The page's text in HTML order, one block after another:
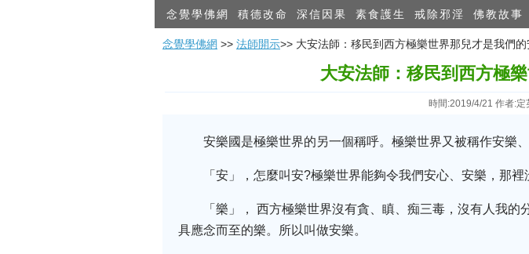
念覺學佛網 積德改命 深信因果 素食護生 戒除邪淫 佛教故事
念覺學佛網 >> 法師開示>> 大安法師：移民到西方​極樂世界那兒才是我們的
大安法師：移民到西方​極
時間:2019/4/21 作者:
安樂國是極樂世界的另一個稱呼。極樂世界又被稱作安樂
「安」，怎麼叫安?極樂世界能夠令我們安心、安樂，那裡
「樂」， 西方極樂世界沒有貪、瞋、痴三毒，沒有人我
具應念而至的樂。所以叫做安樂。